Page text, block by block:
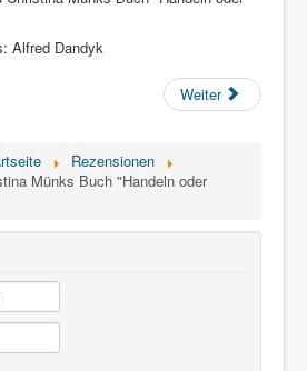
Alfred Dandyk
Weiter
Rezensionen
Münks Buch "Handeln oder